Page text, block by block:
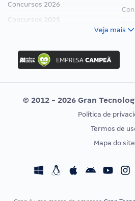
Concursos 2026
Concursos 2025
Concurso Ibama
Concurso MPU
Editais publicados
CONCURSOS POR PROFISSÃO
Concursos Fiscais
Veja mais
© 2012 - 2026 Gran
Política de
Termos de
Mapa do site